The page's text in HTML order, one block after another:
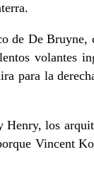
de De
volantes
para la
los
Vincent